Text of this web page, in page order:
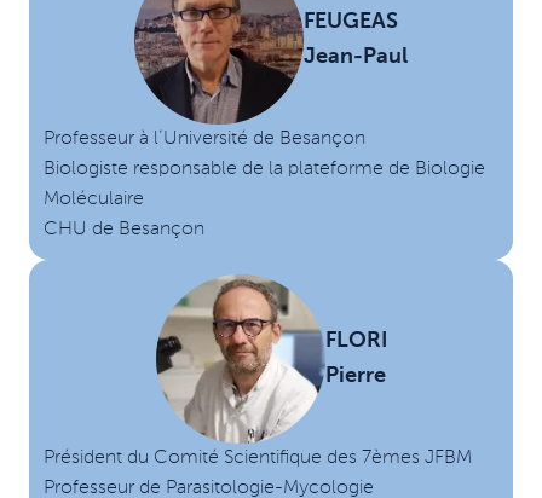
FEUGEAS
Jean-Paul
Professeur à l’Université de Besançon
Biologiste responsable de la plateforme de Biologie
Moléculaire
CHU de Besançon
FLORI
Pierre
Président du Comité Scientifique des 7èmes JFBM
Professeur de Parasitologie-Mycologie